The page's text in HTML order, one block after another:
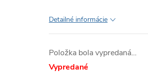
Detailné informácie
Položka bola vypredaná…
Vypredané